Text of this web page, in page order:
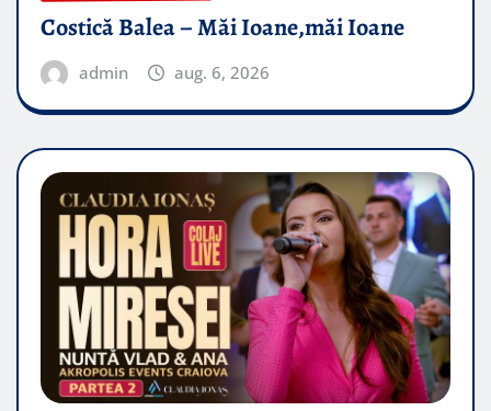
Costică Balea – Măi Ioane,măi Ioane
admin aug. 6, 2026